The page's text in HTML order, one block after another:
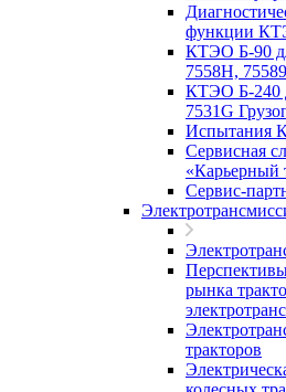
функции
КТЭО Б-90
7558H,
КТЭО Б-240
7531G
Испытания
Сервисная
«Карьерный
Сервис-
рынка
тракторов